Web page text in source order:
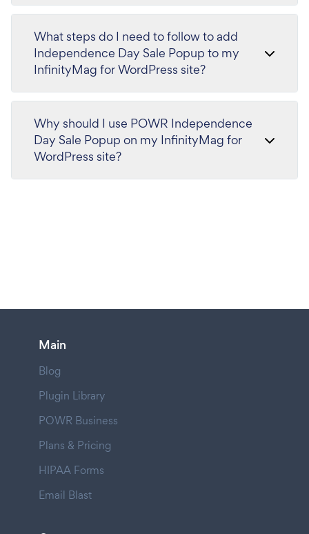
What steps do I need to follow to add
Independence Day Sale Popup to my
InfinityMag for WordPress site?
Why should I use POWR Independence
Day Sale Popup on my InfinityMag for
WordPress site?
Main
Blog
Plugin Library
POWR Business
Plans & Pricing
HIPAA Forms
Email Blast